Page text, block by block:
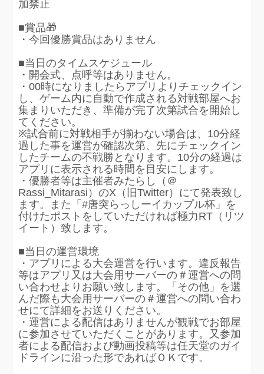
加禁止
■賞品🎁
・今回優勝賞品はありません
■当日のタイムスケジュール
・開会式、点呼等はありません。
・00時になりましたらアプリよりチェックイン
し、ゲーム内に自動で作成される対戦部屋へお
集まりいただき、準備が完了次第試合を開始し
てください。
※試合前に対戦相手が揃わない場合は、10分経
過した事を運営が確認次第、先にチェックイン
したチームの不戦勝となります。10分の経過は
アプリに表示される時間を目安にします。
・優勝者等は主催者みたらし（＠
Rassi_Mitarasi）のX（旧Twitter）にて発表致し
ます。また「#唐突らっしーイカップル杯」を
付けたポストをしていただければ極力RT（リツ
イート）致します。
■当日の運営環境
・アプリによる大会運営を行います。違反報告
等はアプリ又は大会用サーバーの＃運営への問
い合わせよりお願い致します。「その他」を選
んだ際も大会用サーバーの＃運営への問い合わ
せにて詳細をお送りください。
・運営による配信はありませんが観戦でお部屋
に参加させていただくことがあります。又参加
者による配信および動画投稿等は任天堂のガイ
ドラインに沿った形であればＯＫです。